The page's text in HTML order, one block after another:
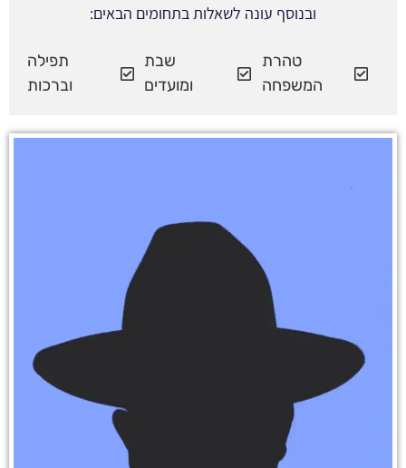
ובנוסף עונה לשאלות בתחומים הבאים:
טהרת
המשפחה
שבת
ומועדים
תפילה
וברכות